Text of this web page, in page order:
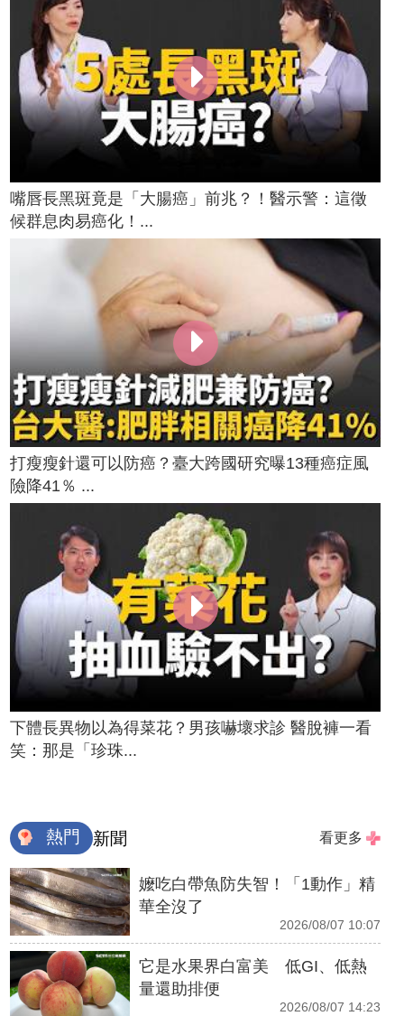
嘴唇長黑斑竟是「大腸癌」前兆？！醫示警：這徵
候群息肉易癌化！...
打瘦瘦針還可以防癌？臺大跨國研究曝13種癌症風
險降41％ ...
下體長異物以為得菜花？男孩嚇壞求診 醫脫褲一看
笑：那是「珍珠...
熱門 新聞 看更多
嬤吃白帶魚防失智！「1動作」精
華全沒了
2026/08/07 10:07
它是水果界白富美 低GI、低熱
量還助排便
2026/08/07 14:23